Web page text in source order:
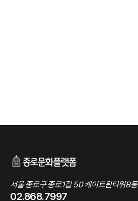
서울 종로구 종로1길 50 케이트윈타워B동
02.868.7997